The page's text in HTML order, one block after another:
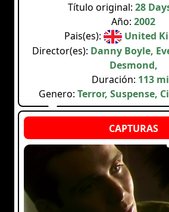
Título original: 28
Año: 2002
Pais(es):
United
Director(es): Danny Boyle,
Desmond,
Duración: 113
Genero: Terror, Suspense,